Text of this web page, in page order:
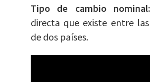
Tipo de cambio nominal:
directa que existe entre
de dos países.